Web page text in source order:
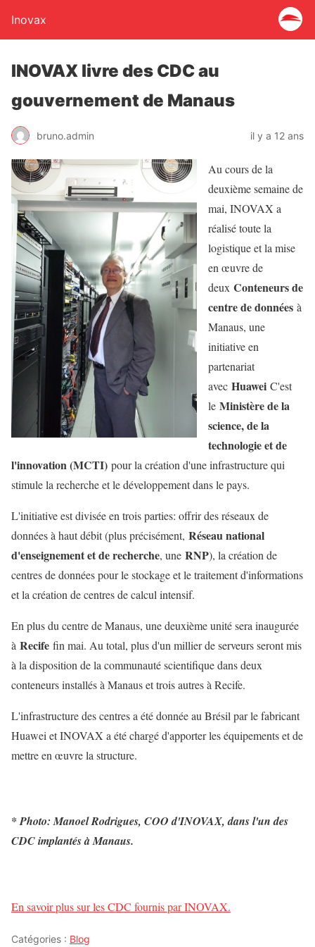
Inovax
INOVAX livre des CDC au
gouvernement de Manaus
bruno.admin il y a 12 ans
Au cours de la
deuxième semaine de
mai, INOVAX a
réalisé toute la
logistique et la mise
en œuvre de
deux Conteneurs de
centre de données à
Manaus, une
initiative en
partenariat
avec Huawei C'est
le Ministère de la
science, de la
technologie et de
l'innovation (MCTI) pour la création d'une infrastructure qui
stimule la recherche et le développement dans le pays.
L'initiative est divisée en trois parties: offrir des réseaux de
données à haut débit (plus précisément, Réseau national
d'enseignement et de recherche, une RNP), la création de
centres de données pour le stockage et le traitement d'informations
et la création de centres de calcul intensif.
En plus du centre de Manaus, une deuxième unité sera inaugurée
à Recife fin mai. Au total, plus d'un millier de serveurs seront mis
à la disposition de la communauté scientifique dans deux
conteneurs installés à Manaus et trois autres à Recife.
L'infrastructure des centres a été donnée au Brésil par le fabricant
Huawei et INOVAX a été chargé d'apporter les équipements et de
mettre en œuvre la structure.
* Photo: Manoel Rodrigues, COO d'INOVAX, dans l'un des
CDC implantés à Manaus.
En savoir plus sur les CDC fournis par INOVAX.
Catégories : Blog